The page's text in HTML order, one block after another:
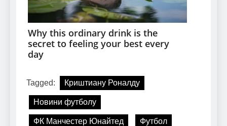
Tagged: Криштиану Роналду
Новини футболу
ФК Манчестер Юнайтед Футбол